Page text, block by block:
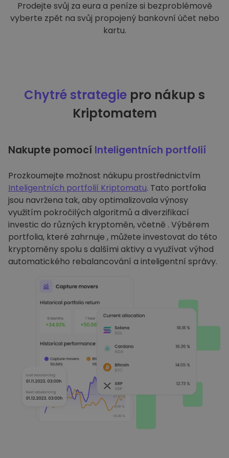
Prodejte svůj za eura a peníze si bezproblémově
vyberte zpět na svůj propojený bankovní účet nebo
kartu.
Chytré strategie pro nákup s
Kriptomatem
Nakupte pomocí Inteligentních portfolií
Prozkoumejte možnost nákupu prostřednictvím
Inteligentních portfolií Kriptomatu. Tato portfolia
jsou navržena tak, aby optimalizovala výnosy
využitím pokročilých algoritmů a diverzifikací
investic do různých kryptoměn, včetně . Výběrem
portfolia, které zahrnuje , můžete investovat do této
kryptoměny spolu s dalšími aktivy a využívat výhod
automatického rebalancování a inteligentní správy.